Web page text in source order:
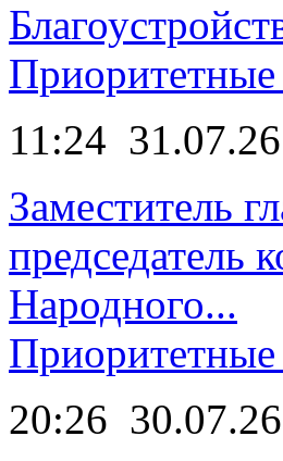
11:24 31.07.26
Заместитель
председатель
Народного...
20:26 30.07.26